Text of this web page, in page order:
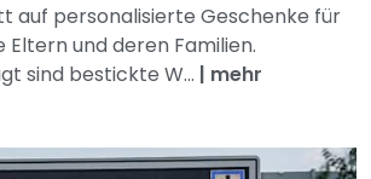
auf personalisierte Geschenke für
und deren Familien.
sind bestickte W... | mehr